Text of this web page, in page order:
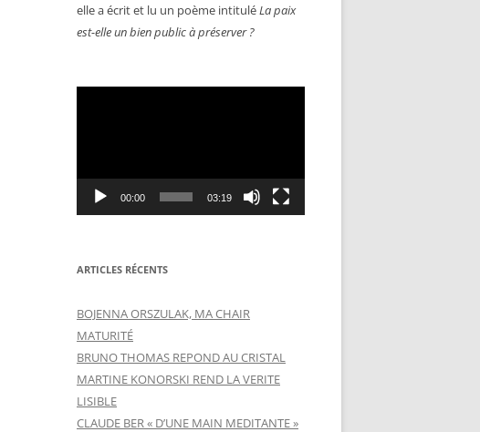
elle a écrit et lu un poème intituléLa paix
est-elle un bien public à préserver ?
Lecteur
00:00 03:19
ARTICLES RÉCENTS
BOJENNA ORSZULAK, MA CHAIR
MATURITÉ
BRUNO THOMAS REPOND AU CRISTAL
MARTINE KONORSKI REND LA VERITE
LISIBLE
CLAUDE BER « D’UNE MAIN MEDITANTE »